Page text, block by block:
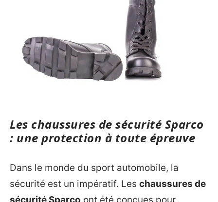
Les chaussures de sécurité Sparco
: une protection à toute épreuve
Dans le monde du sport automobile, la
sécurité est un impératif. Les chaussures de
sécurité Sparco ont été conçues pour